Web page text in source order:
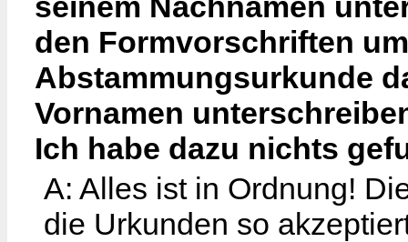
den Formvorschriften
Abstammungsurkunde
Vornamen
Ich habe dazu nichts
A: Alles ist in Ordnung!
die Urkunden so